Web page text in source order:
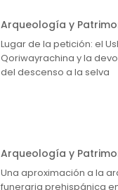
Arqueología y
Lugar de la petición: el
Qoriwayrachina y la
del descenso a la selva
Arqueología y
Una aproximación a la
funeraria prehispánica